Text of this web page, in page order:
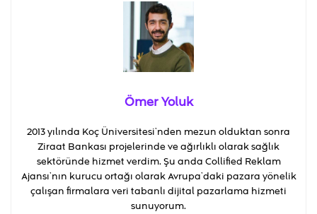
Ömer Yoluk
2013 yılında Koç Üniversitesi’nden mezun olduktan sonra
Ziraat Bankası projelerinde ve ağırlıklı olarak sağlık
sektöründe hizmet verdim. Şu anda Collified Reklam
Ajansı’nın kurucu ortağı olarak Avrupa’daki pazara yönelik
çalışan firmalara veri tabanlı dijital pazarlama hizmeti
sunuyorum.